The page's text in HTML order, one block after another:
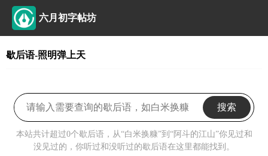
六月初字帖坊
歇后语-照明弹上天
搜索
本站共计超过0个歇后语，从“白米换糠”到“阿斗的江山”你见过和
没见过的，你听过和没听过的歇后语在这里都能找到。